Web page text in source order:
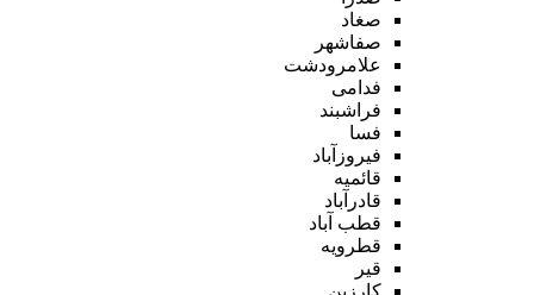
صغاد
صفاشهر
علامرودشت
فدامی
فراشبند
فسا
فیروزآباد
قائمیه
قادرآباد
قطب آباد
قطرویه
قیر
کارزین